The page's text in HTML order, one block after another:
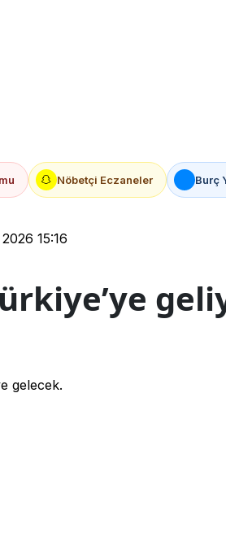
Nöbetçi Eczaneler Burç
15:16
gelecek.